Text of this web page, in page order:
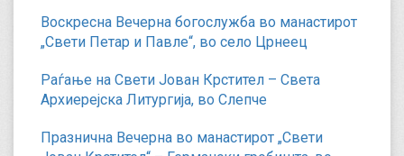
Воскресна Вечерна богослужба во манастирот
„Свети Петар и Павле“, во село Црнеец
Раѓање на Свети Јован Крстител – Света
Архиерејска Литургија, во Слепче
Празнична Вечерна во манастирот „Свети